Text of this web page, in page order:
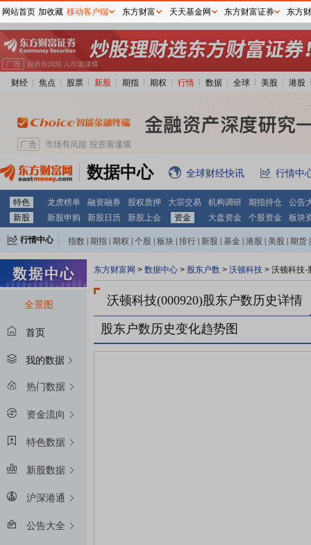
财经 焦点 股票 新股 期指 期权 行情 数据 全球 美股 港股
数据中心 全球财经快讯 行情中
特色 龙虎榜单 融资融券 股权质押 大宗交易 机构调研 期指持仓
公告
新股
新股申购 新股日历 新股上会 资金 大盘资金 个股资金 板块
行情中心 指数 期指 期权 个股 板块 排行 新股 基金 港股 美股 期货
全景图
首页
我的数据
热门数据
资金流向
特色数据
新股数据
沪深港通
公告大全
东方财富网 > 数据中心 > 股东户数 > 沃顿科技 > 沃顿科技-
沃顿科技(000920)股东户数历史详情
股东户数历史变化趋势图
网站首页 加收藏 移动客户端 东方财富 天天基金网 东方财富证券 东方